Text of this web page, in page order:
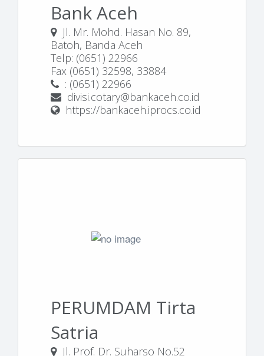
Bank Aceh
Jl. Mr. Mohd. Hasan No. 89,
Batoh, Banda Aceh
Telp: (0651) 22966
Fax (0651) 32598, 33884
: (0651) 22966
divisi.cotary@bankaceh.co.id
https://bankaceh.iprocs.co.id
PERUMDAM Tirta
Satria
Jl. Prof. Dr. Suharso No.52